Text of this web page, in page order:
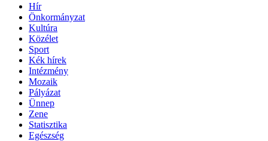
Hír
Önkormányzat
Kultúra
Közélet
Sport
Kék hírek
Intézmény
Mozaik
Pályázat
Ünnep
Zene
Statisztika
Egészség